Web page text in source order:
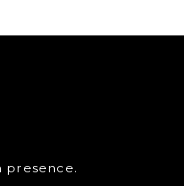
presence.